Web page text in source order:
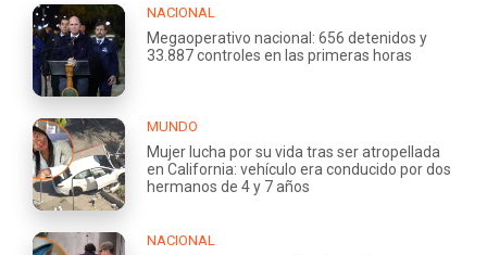
NACIONAL
Megaoperativo nacional: 656 detenidos y
33.887 controles en las primeras horas
MUNDO
Mujer lucha por su vida tras ser atropellada
en California: vehículo era conducido por dos
hermanos de 4 y 7 años
NACIONAL